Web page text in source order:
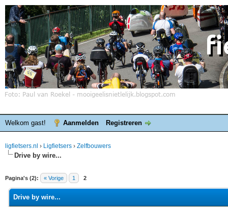
Welkom gast! Aanmelden Registreren
ligfietsers.nl › Ligfietsers › Zelfbouwers
Drive by wire...
Pagina's (2): « Vorige 1 2
waardering is 0
Drive by wire...